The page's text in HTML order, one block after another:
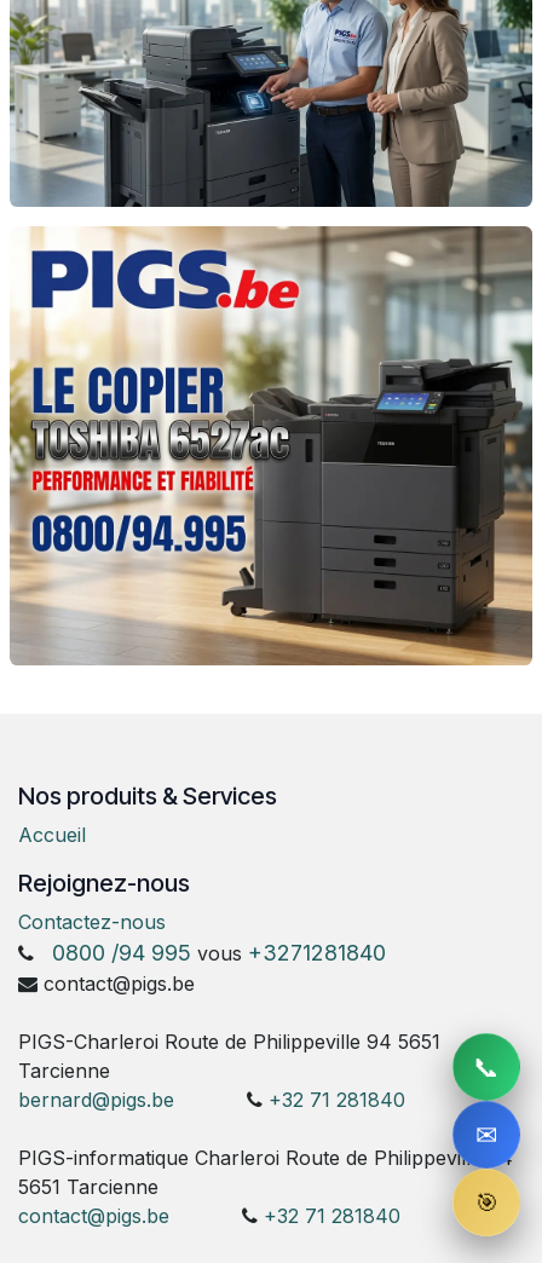
📞
✉
🎯
Nos produits & Services
Accueil
Rejoignez-nous
Contactez-nous
0800 /94 995 vous +3271281840
contact@pigs.be
PIGS-Charleroi Route de Philippeville 94 5651
Tarcienne
bernard@pigs.be
+32 71 281840
PIGS-informatique Charleroi Route de Philippeville 94
5651 Tarcienne
contact@pigs.be
+32 71 281840